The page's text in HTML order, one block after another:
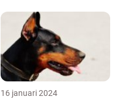
16 januari 2024